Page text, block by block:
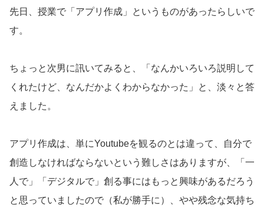
先日、授業で「アプリ作成」というものがあったらしいで
す。
ちょっと次男に訊いてみると、「なんかいろいろ説明して
くれたけど、なんだかよくわからなかった」と、淡々と答
えました。
アプリ作成は、単にYoutubeを観るのとは違って、自分で
創造しなければならないという難しさはありますが、「一
人で」「デジタルで」創る事にはもっと興味があるだろう
と思っていましたので（私が勝手に）、やや残念な気持ち